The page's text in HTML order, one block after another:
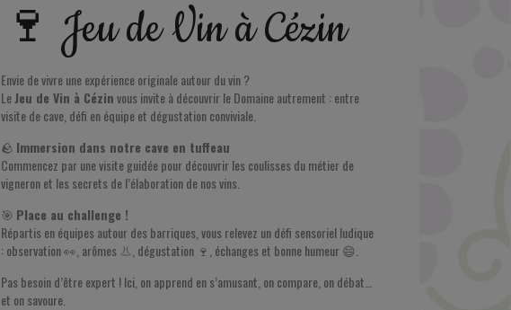
🍷 Jeu de Vin à Cézin
Envie de vivre une expérience originale autour du vin ?
LeJeu de Vin à Cézinvous invite à découvrir le Domaine autrement : entre
visite de cave, défi en équipe et dégustation conviviale.
🪨 Immersion dans notre cave en tuffeau
Commencez par une visite guidée pour découvrir les coulisses du métier de
vigneron et les secrets de l’élaboration de nos vins.
🎯 Place au challenge !
Répartis en équipes autour des barriques, vous relevez un défi sensoriel ludique
: observation 👀, arômes 👃, dégustation 🍷, échanges et bonne humeur 😄.
Pas besoin d’être expert ! Ici, on apprend en s’amusant, on compare, on débat…
et on savoure.